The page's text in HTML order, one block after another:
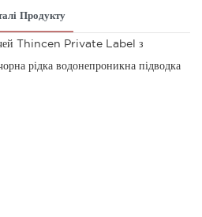
Продукту
очей Thincen Private Label з
рідка водонепроникна підводка